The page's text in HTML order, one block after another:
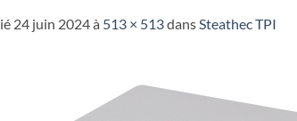
24 juin 2024à 513 × 513dans Steathec TPI